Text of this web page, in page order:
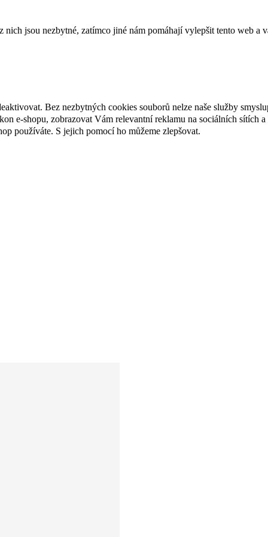
jsou nezbytné, zatímco jiné nám pomáhají vylepšit tento web a
Bez nezbytných cookies souborů nelze naše služby
e-shopu, zobrazovat Vám relevantní reklamu na sociálních sítích
používáte. S jejich pomocí ho můžeme zlepšovat.